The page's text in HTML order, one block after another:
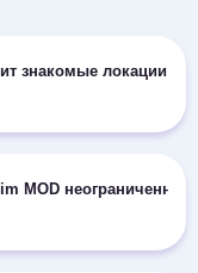
знакомые локации
MOD неограниченно